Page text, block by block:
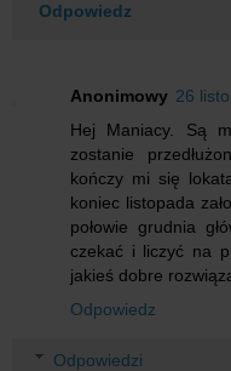
Odpowiedz
Anonimowy 26
Hej Maniacy. Są
zostanie
kończy mi się
koniec listopada
połowie grudnia
czekać i liczyć na
jakieś dobre
Odpowiedz
Odpowiedzi